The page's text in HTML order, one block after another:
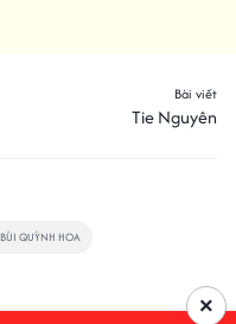
Bài viết
Tie Nguyên
BÙI QUỲNH HOA
×